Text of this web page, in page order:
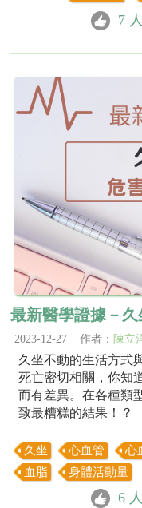
7
最新醫學證據－
2023-12-27 作者： 陳立
久坐不動的生活方式
死亡密切相關，你知
而有差異。在各種類
致最糟糕的結果！？
久坐 心血管 心
血脂
身體活動量
6